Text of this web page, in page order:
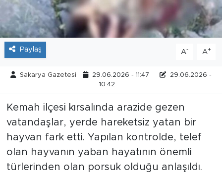
Paylaş A- A+
Sakarya Gazetesi 29.06.2026 - 11:47
29.06.2026 -
10:42
Kemah ilçesi kırsalında arazide gezen
vatandaşlar, yerde hareketsiz yatan bir
hayvan fark etti. Yapılan kontrolde, telef
olan hayvanın yaban hayatının önemli
türlerinden olan porsuk olduğu anlaşıldı.
Söyleşi
Foto Şaka
Teknoloji
Politika